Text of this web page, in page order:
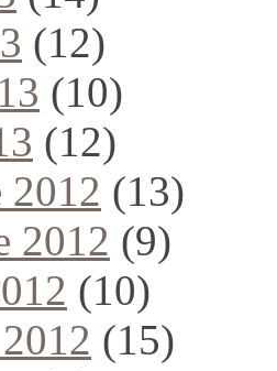
(12)
(10)
(12)
2012 (13)
2012 (9)
(10)
(15)